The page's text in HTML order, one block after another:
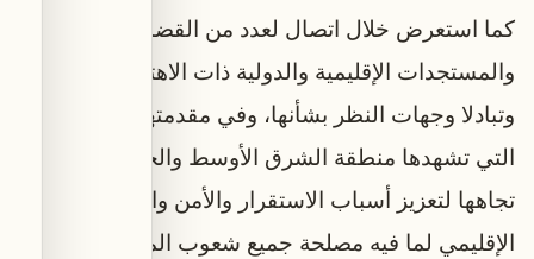
كما استعرض خلال اتصال لعدد من القضايا
والمستجدات الإقليمية والدولية ذات الاهتمام المشترك
وتبادلا وجهات النظر بشأنها، وفي مقدمتها التطورات
التي تشهدها منطقة الشرق الأوسط والجهود المبذولة
تجاهها لتعزيز أسباب الاستقرار والأمن والسلام
الإقليمي لما فيه مصلحة جميع شعوب المنطقة ودولها.